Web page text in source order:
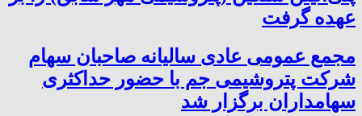
عهده گرفت
مجمع عمومی عادی سالیانه صاحبان سهام
شرکت پتروشیمی جم با حضور حداکثری
سهامداران برگزار شد